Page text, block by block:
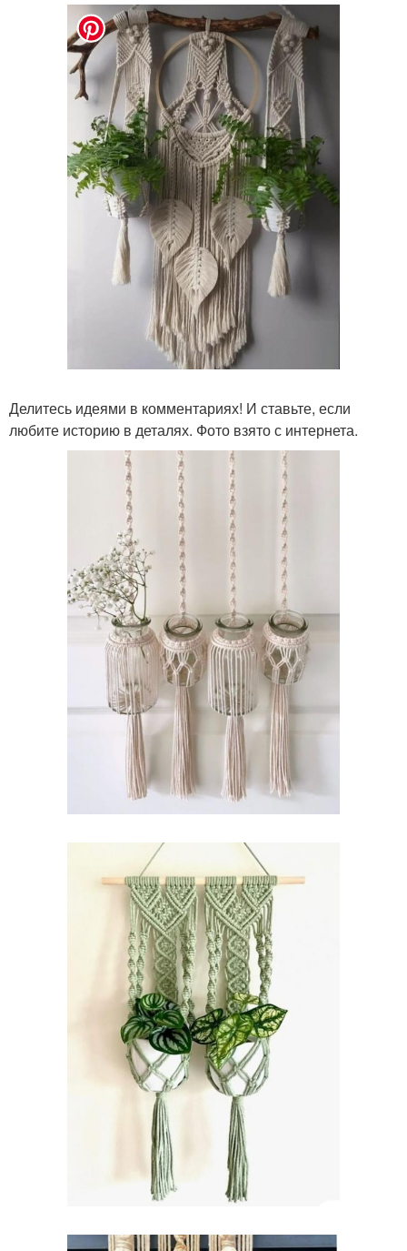
Делитесь идеями в комментариях! И ставьте, если
любите историю в деталях. Фото взято с интернета.